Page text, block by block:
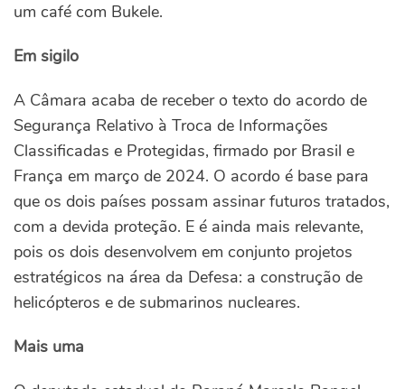
um café com Bukele.
Em sigilo
A Câmara acaba de receber o texto do acordo de
Segurança Relativo à Troca de Informações
Classificadas e Protegidas, firmado por Brasil e
França em março de 2024. O acordo é base para
que os dois países possam assinar futuros tratados,
com a devida proteção. E é ainda mais relevante,
pois os dois desenvolvem em conjunto projetos
estratégicos na área da Defesa: a construção de
helicópteros e de submarinos nucleares.
Mais uma